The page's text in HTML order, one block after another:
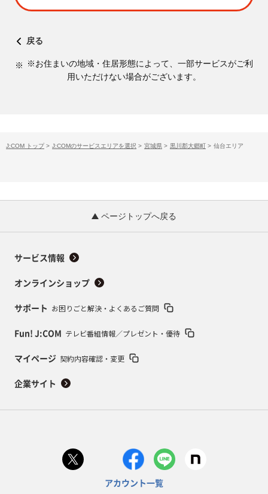
戻る
※お住まいの地域・住居形態によって、一部サービスがご利
用いただけない場合がございます。
J:COM トップ > J:COMのサービスエリアを選択 > 宮城県 > 黒川郡大郷町 > 仙台エリア
ページトップへ戻る
サービス情報
オンラインショップ
サポート お困りごと解決・よくあるご質問
Fun! J:COM テレビ番組情報／プレゼント・優待
マイページ 契約内容確認・変更
企業サイト
アカウント一覧